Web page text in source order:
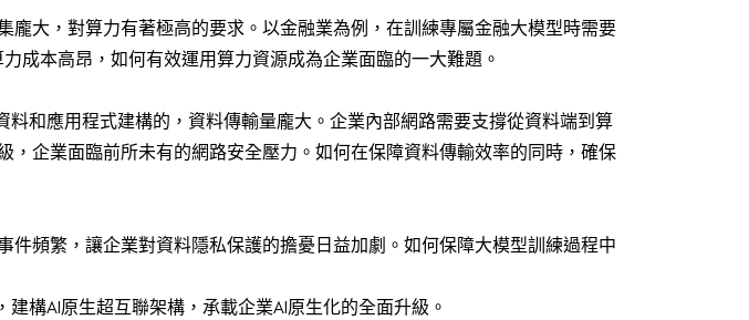
龐大，對算力有著極高的要求。以金融業為例，在訓練專屬金融大模型時需要
成本高昂，如何有效運用算力資源成為企業面臨的一大難題。
料和應用程式建構的，資料傳輸量龐大。企業內部網路需要支撐從資料端到算
企業面臨前所未有的網路安全壓力。如何在保障資料傳輸效率的同時，確保
件頻繁，讓企業對資料隱私保護的擔憂日益加劇。如何保障大模型訓練過程中
構AI原生超互聯架構，承載企業AI原生化的全面升級。